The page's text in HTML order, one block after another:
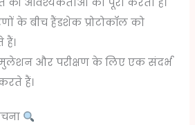
के बीच हैंडशेक प्रोटोकॉल को
हैं।
और परीक्षण के लिए एक संदर्भ
हैं।